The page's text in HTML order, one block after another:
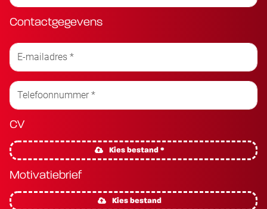
Contactgegevens
CV
Kies bestand *
Motivatiebrief
Kies bestand